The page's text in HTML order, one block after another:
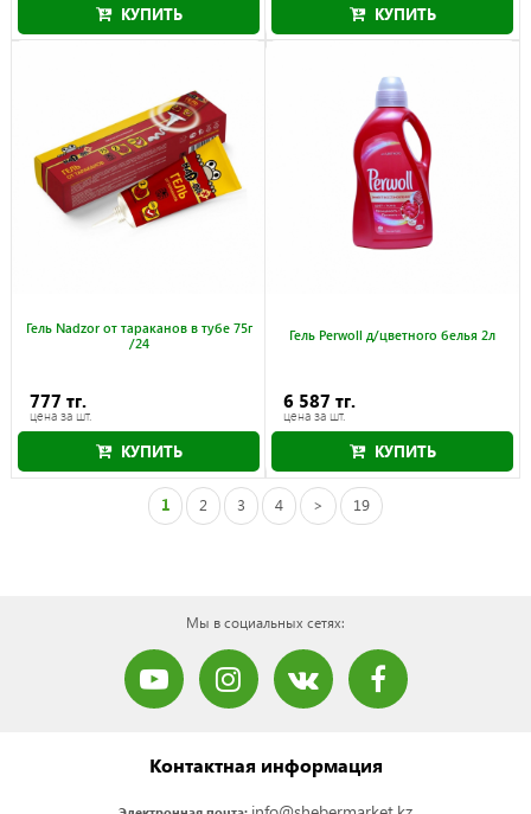
КУПИТЬ КУПИТЬ
Гель Nadzor от тараканов в тубе 75г
/24
777 тг.
цена за шт.
КУПИТЬ
Гель Perwoll д/цветного белья 2л
6 587 тг.
цена за шт.
КУПИТЬ
1 2 3 4 > 19
Мы в социальных сетях:
Контактная информация